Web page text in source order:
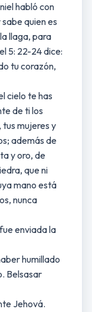
habló con
quien es
llaga, para
5: 22-24 dice:
tu corazón,
cielo te has
de ti los
tus mujeres y
además de
y oro, de
que ni
mano está
nunca
enviada la
humillado
Belsasar
Jehová.